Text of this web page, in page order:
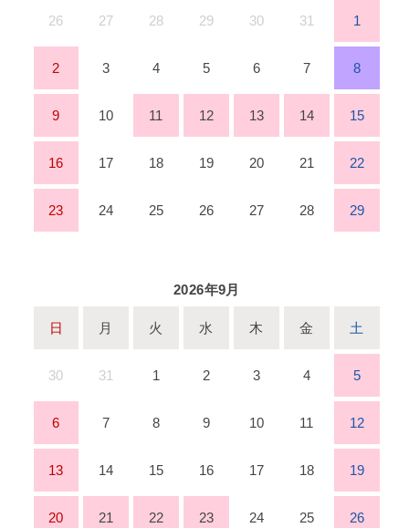
26 27 28 29 30 31 1
2 3 4 5 6 7 8
9 10 11 12 13 14 15
16 17 18 19 20 21 22
23 24 25 26 27 28 29
2026年9月
日 月 火 水 木 金 土
30 31 1 2 3 4 5
6 7 8 9 10 11 12
13 14 15 16 17 18 19
20 21 22 23 24 25 26